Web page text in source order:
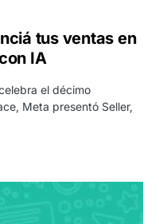
tus ventas en
IA
el décimo
Meta presentó Seller,